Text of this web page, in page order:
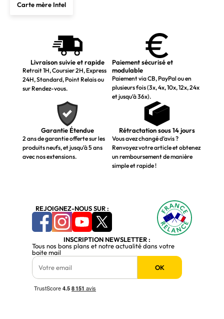
Carte mère Intel
Livraison suivie et rapide
Retrait 1H, Coursier 2H, Express
24H, Standard, Point Relais ou
sur Rendez-vous.
Paiement sécurisé et
modulable
Paiement via CB, PayPal ou en
plusieurs fois (3x, 4x, 10x, 12x, 24x
et jusqu’à 36x).
Garantie Étendue
2 ans de garantie offerte sur les
produits neufs, et jusqu’à 5 ans
avec nos extensions.
Rétractation sous 14 jours
Vous avez changé d’avis ?
Renvoyez votre article et obtenez
un remboursement de manière
simple et rapide !
REJOIGNEZ-NOUS SUR :
INSCRIPTION NEWSLETTER :
Tous nos bons plans et notre actualité dans votre
boite mail
OK